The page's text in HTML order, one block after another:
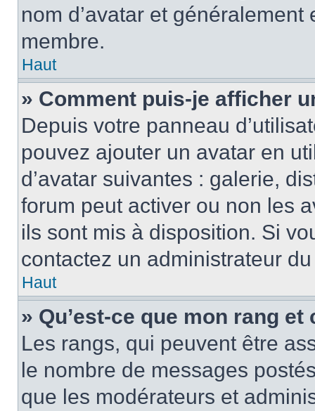
nom d’avatar et
membre.
Haut
» Comment puis-je afficher
Depuis votre panneau
pouvez ajouter un avatar en
d’avatar suivantes : galerie,
forum peut activer ou non les
ils sont mis à disposition. Si
contactez un administrateur
Haut
» Qu’est-ce que mon rang
Les rangs, qui peuvent être
le nombre de messages
que les modérateurs et